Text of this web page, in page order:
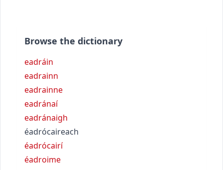
Browse the dictionary
eadráin
eadrainn
eadrainne
eadránaí
eadránaigh
éadrócaireach
éadrócairí
éadroime